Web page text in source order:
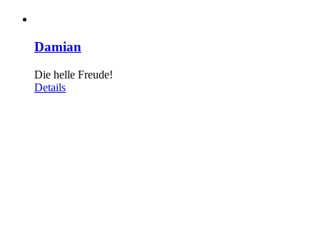
Damian
Die helle Freude!
Details